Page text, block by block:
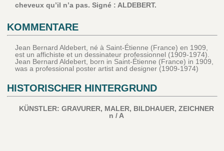
cheveux qu’il n’a pas. Signé : ALDEBERT.
KOMMENTARE
Jean Bernard Aldebert, né à Saint-Étienne (France) en 1909,
est un affichiste et un dessinateur professionnel (1909-1974).
Jean Bernard Aldebert, born in Saint-Étienne (France) in 1909,
was a professional poster artist and designer (1909-1974)
HISTORISCHER HINTERGRUND
KÜNSTLER: GRAVURER, MALER, BILDHAUER, ZEICHNER
n / A